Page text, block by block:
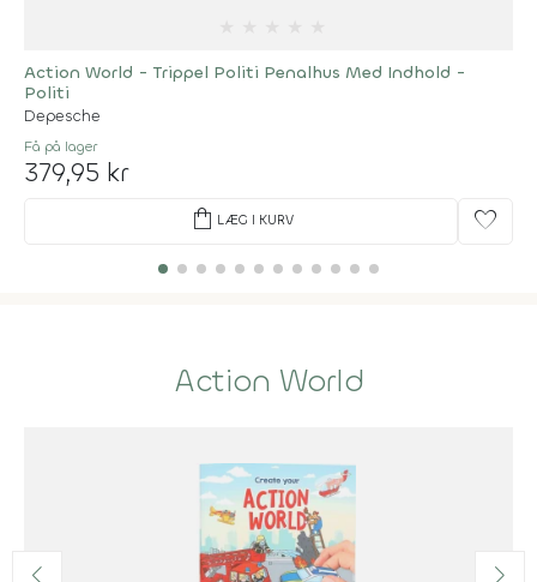
Action World - Trippel Politi Penalhus Med Indhold -
Politi
Depesche
Få på lager
379,95 kr
shopping_bag LÆG I KURV favorite
Action World